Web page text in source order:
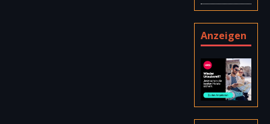
Anzeigen